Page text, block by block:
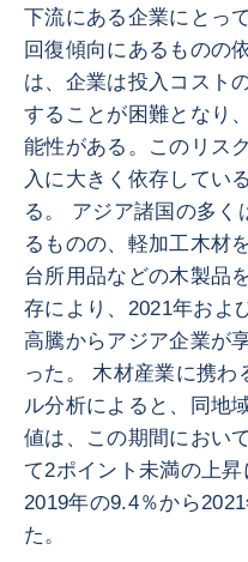
下流にある企業にとっ
回復傾向にあるものの
は、企業は投入コスト
することが困難となり
能性がある。このリス
入に大きく依存してい
る。 アジア諸国の多く
るものの、軽加工木材
台所用品などの木製品
存により、2021年およ
高騰からアジア企業が
った。 木材産業に携わ
ル分析によると、同地
値は、この期間におい
て2ポイント未満の上
2019年の9.4％から
た。